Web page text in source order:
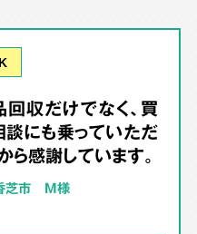
収だけでなく、買
にも乗っていただ
ら感謝しています。
芝市 M様